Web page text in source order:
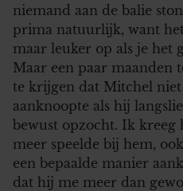
niemand aan de balie
prima natuurlijk, want
maar leuker op als je het
Maar een paar maanden
te krijgen dat Mitchel niet
aanknoopte als hij
bewust opzocht. Ik
meer speelde bij hem,
een bepaalde manier
dat hij me meer dan